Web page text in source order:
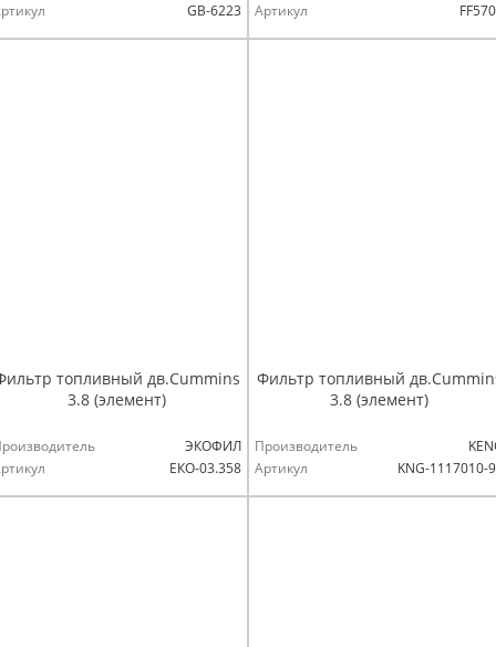
GB-6223
Артикул
топливный дв.Cummins
3.8 (элемент)
ЭКОФИЛ
ЕКО-03.358
Фильтр топливный
3.8 (элемент)
Производитель
Артикул
KNG-1117010-